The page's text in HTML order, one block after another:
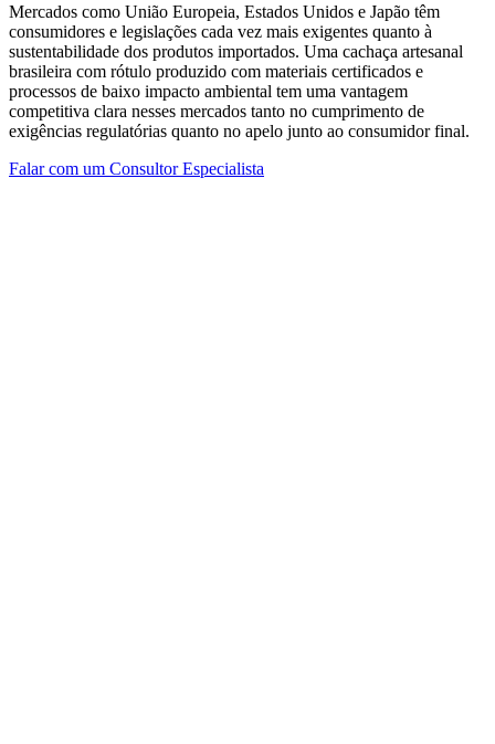
Mercados como União Europeia, Estados Unidos e Japão têm
consumidores e legislações cada vez mais exigentes quanto à
sustentabilidade dos produtos importados. Uma cachaça artesanal
brasileira com rótulo produzido com materiais certificados e
processos de baixo impacto ambiental tem uma vantagem
competitiva clara nesses mercados tanto no cumprimento de
exigências regulatórias quanto no apelo junto ao consumidor final.
Falar com um Consultor Especialista